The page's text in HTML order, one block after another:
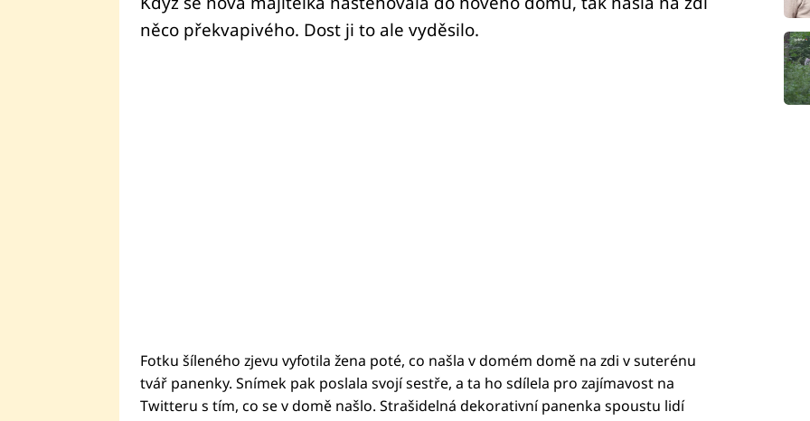
něco překvapivého. Dost ji to ale vyděsilo.
Fotku šíleného zjevu vyfotila žena poté, co našla v domém domě na zdi v suterénu
tvář panenky. Snímek pak poslala svojí sestře, a ta ho sdílela pro zajímavost na
Twitteru s tím, co se v domě našlo. Strašidelná dekorativní panenka spoustu lidí